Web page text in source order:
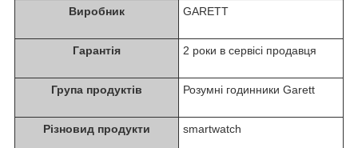
Виробник GARETT
Гарантія 2 роки в сервісі продавця
Група продуктів Розумні годинники Garett
Різновид продукти smartwatch